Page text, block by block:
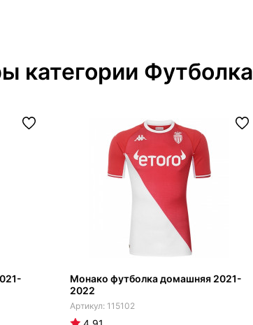
категории Футболка
Монако футболка домашняя 2021-
2022
115102